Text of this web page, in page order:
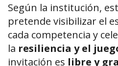
Según la institución,
pretende visibilizar el
cada competencia y
la resiliencia y el
invitación es libre y